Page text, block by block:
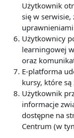
Użytkownik
się w serwisie,
Użytkownicy
learningowej
oraz
E-platforma
kursy, które
Użytkownik
informacje
dostępne na
Centrum (w